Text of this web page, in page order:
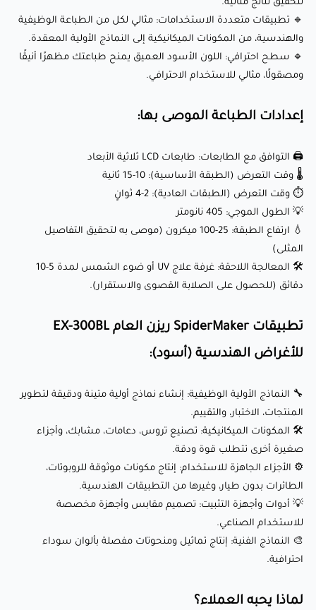
تطبيقات SpiderMaker ريزن العام EX-300BL
للأغراض الهندسية (أسود):
🔧 النماذج الأولية الوظيفية: إنشاء نماذج أولية متينة ودقيقة
🛠️ المكونات الميكانيكية: تصنيع تروس، دعامات، مشابك، وأجزاء
صغيرة أخرى تتطلب قوة ودقة.
⚙️ الأجزاء الجاهزة للاستخدام: إنتاج مكونات موثوقة للروبوتات،
الطائرات بدون طيار، وغيرها من التطبيقات الهندسية.
للاستخدام الصناعي.
احترافية.
✅ خصائص ميكانيكية استثنائية: يوفر متانة عالية، مقاومة للتأثير،
ومرونة، وهي ضرورية للتطبيقات الهندسية الصعبة.
✅ سطح ناعم: ينتج حواف واضحة ونظيفة وسطوح ناعمة مع
معالجة نهائية قليلة.
وPhrozen والمزيد.
منخفض، ومعالجة موثوقة، مما يضمن نتائج متسقة عبر الطباعة.
لتحقيق نتائج مثالية.
🔹 تطبيقات متعددة الاستخدامات: مثالي لكل من الطباعة الوظيفية
والهندسية، من المكونات الميكانيكية إلى النماذج الأولية المعقدة.
🔹 سطح احترافي: اللون الأسود العميق يمنح طباعتك مظهرًا أنيقًا
ومصقولًا، مثالي للاستخدام الاحترافي.
إعدادات الطباعة الموصى بها:
🖨️ التوافق مع الطابعات: طابعات LCD ثلاثية الأبعاد
🌡️ وقت التعرض (الطبقة الأساسية): 10-15 ثانية
⏱️ وقت التعرض (الطبقات العادية): 2-4 ثوانٍ
💡 الطول الموجي: 405 نانومتر
💧 ارتفاع الطبقة: 25-100 ميكرون (موصى به لتحقيق التفاصيل
المثلى)
🛠️ المعالجة اللاحقة: غرفة علاج UV أو ضوء الشمس لمدة 5-10
دقائق (للحصول على الصلابة القصوى والاستقرار).
تطبيقات SpiderMaker ريزن العام EX-300BL
للأغراض الهندسية (أسود):
🔧 النماذج الأولية الوظيفية: إنشاء نماذج أولية متينة ودقيقة لتطوير
المنتجات، الاختبار، والتقييم.
🛠️ المكونات الميكانيكية: تصنيع تروس، دعامات، مشابك، وأجزاء
صغيرة أخرى تتطلب قوة ودقة.
⚙️ الأجزاء الجاهزة للاستخدام: إنتاج مكونات موثوقة للروبوتات،
الطائرات بدون طيار، وغيرها من التطبيقات الهندسية.
💡 أدوات وأجهزة التثبيت: تصميم مقابس وأجهزة مخصصة
للاستخدام الصناعي.
🎨 النماذج الفنية: إنتاج تماثيل ومنحوتات مفصلة بألوان سوداء
احترافية.
لماذا يحبه العملاء؟